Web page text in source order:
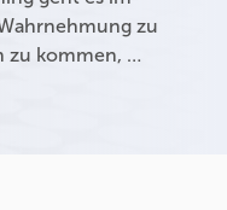
zu
zu kommen, …